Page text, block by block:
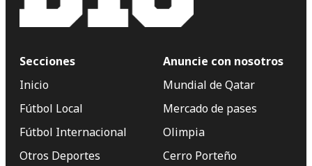
Secciones
Inicio
Fútbol Local
Fútbol Internacional
Otros Deportes
Anuncie con nosotros
Mundial de Qatar
Mercado de pases
Olimpia
Cerro Porteño